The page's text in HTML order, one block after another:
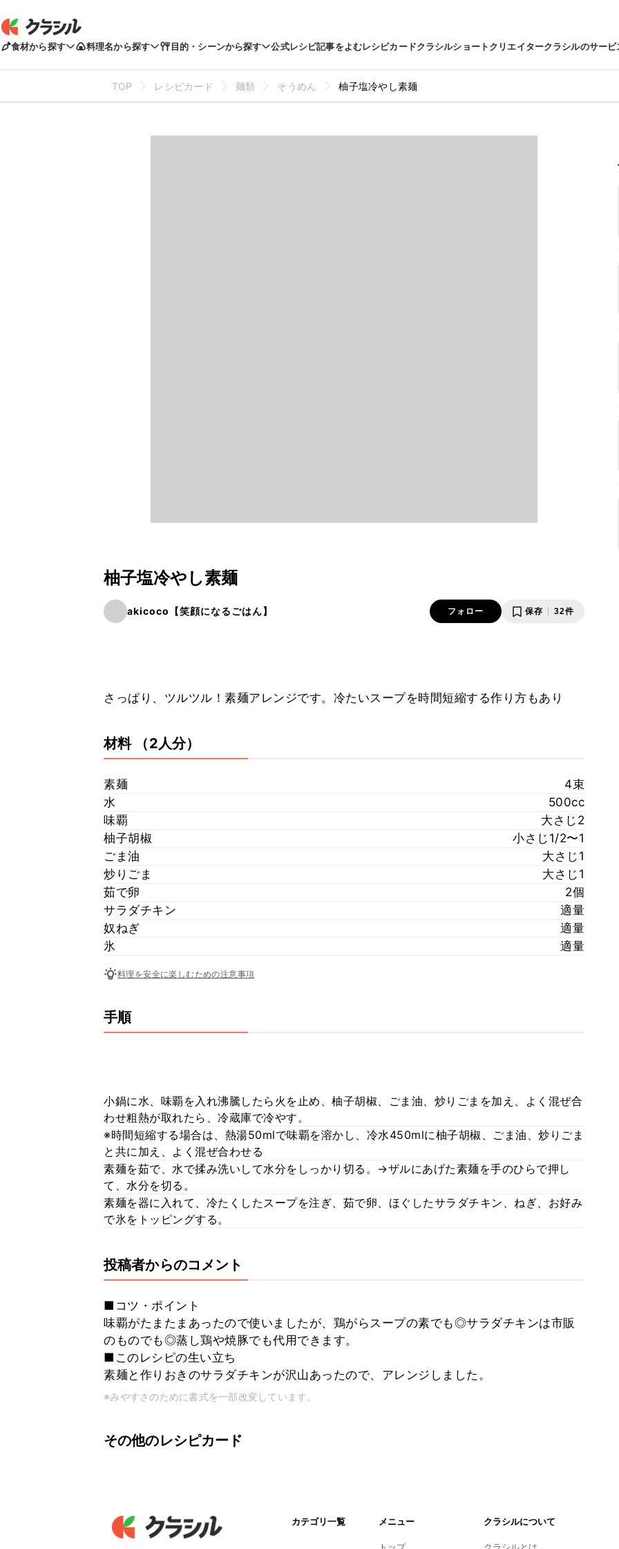
食材から探す 料理名から探す 目的・シーンから探す 公式レシピ記事をよむレシピカードクラシルショートクリエイタークラシルのサービ
TOP レシピカード 麺類 そうめん 柚子塩冷やし素麺
柚子塩冷やし素麺
akicoco【笑顔になるごはん】 フォロー 保存 32件
さっぱり、ツルツル！素麺アレンジです。冷たいスープを時間短縮する作り方もあり
材料 （2人分）
素麺
4束
水
500cc
味覇
大さじ2
柚子胡椒
小さじ1/2〜1
ごま油
大さじ1
炒りごま
大さじ1
茹で卵
2個
サラダチキン
適量
奴ねぎ
適量
氷
適量
料理を安全に楽しむための注意事項
手順
小鍋に水、味覇を入れ沸騰したら火を止め、柚子胡椒、ごま油、炒りごまを加え、よく混ぜ合
わせ粗熱が取れたら、冷蔵庫で冷やす。
※時間短縮する場合は、熱湯50mlで味覇を溶かし、冷水450mlに柚子胡椒、ごま油、炒りごま
と共に加え、よく混ぜ合わせる
素麺を茹で、水で揉み洗いして水分をしっかり切る。→ザルにあげた素麺を手のひらで押し
て、水分を切る。
素麺を器に入れて、冷たくしたスープを注ぎ、茹で卵、ほぐしたサラダチキン、ねぎ、お好み
で氷をトッピングする。
投稿者からのコメント
■コツ・ポイント
味覇がたまたまあったので使いましたが、鶏がらスープの素でも◎サラダチキンは市販
のものでも◎蒸し鶏や焼豚でも代用できます。
■このレシピの生い立ち
素麺と作りおきのサラダチキンが沢山あったので、アレンジしました。
※みやすさのために書式を一部改変しています。
その他のレシピカード
カテゴリ一覧 メニュー クラシルについて